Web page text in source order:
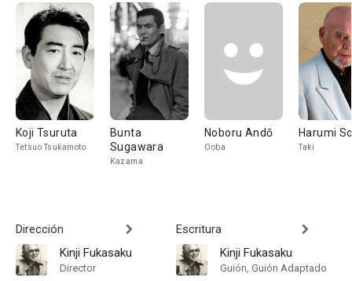
Koji Tsuruta
Tetsuo Tsukamoto
Bunta
Sugawara
Kazama
Noboru Andō
Ooba
Harumi
Taki
Dirección
Kinji Fukasaku
Director
Escritura
Kinji Fukasaku
Guión, Guión Adaptado